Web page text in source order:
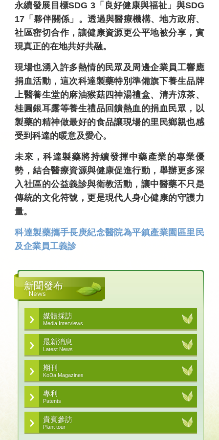
永續發展目標SDG 3「良好健康與福祉」與SDG
17「夥伴關係」。透過與醫療機構、地方政府、
社區密切合作，讓健康資源更公平地被分享，實
現真正的在地共好共融。
現場也湧入許多熱情的民眾及周邊企業員工響應
捐血活動，這次科達製藥特別準備旗下養生品牌
上醫養生堂的麻油猴菇四神湯禮盒、清卉涼茶、
桂圓銀耳露等養生禮品回饋熱血的捐血民眾，以
製藥的精神做最好的食品讓現場的里民鄉親也感
受到科達的暖意及愛心。
未來，科達製藥將持續發揮中藥產業的專業優
勢，結合醫療資源與健康促進行動，舉辦更多深
入社區的公益義診與衛教活動，讓中醫藥不只是
傳統的文化符號，更是現代人身心健康的守護力
量。
科達製藥攜手長庚紀念醫院為平鎮產業園區里民
及企業員工義診
新聞發布
News
媒體採訪
Media Interviews
最新消息
Latest News
期刊
KoDa Magazines
專利
Patents
貴賓參訪
Plant tour